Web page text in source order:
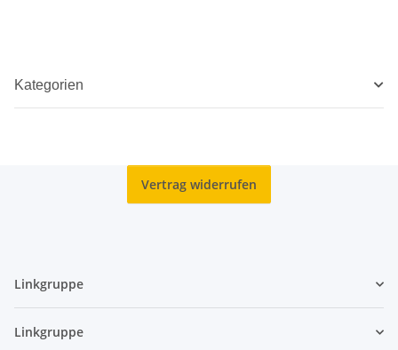
Kategorien
Vertrag widerrufen
Linkgruppe
Linkgruppe